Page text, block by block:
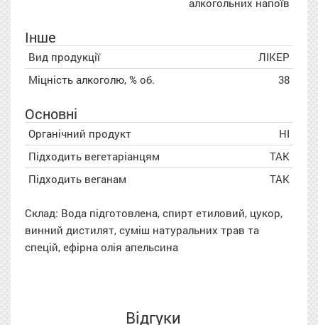
Інше
Вид продукції
ЛІКЕР
Міцність алкоголю, % об.
38
Основні
Органічний продукт
НІ
Підходить вегетаріанцям
ТАК
Підходить веганам
ТАК
Склад: Вода підготовлена, спирт етиловий, цукор,
винний дистилят, суміш натуральних трав та
спецій, ефірна олія апельсина
Відгуки